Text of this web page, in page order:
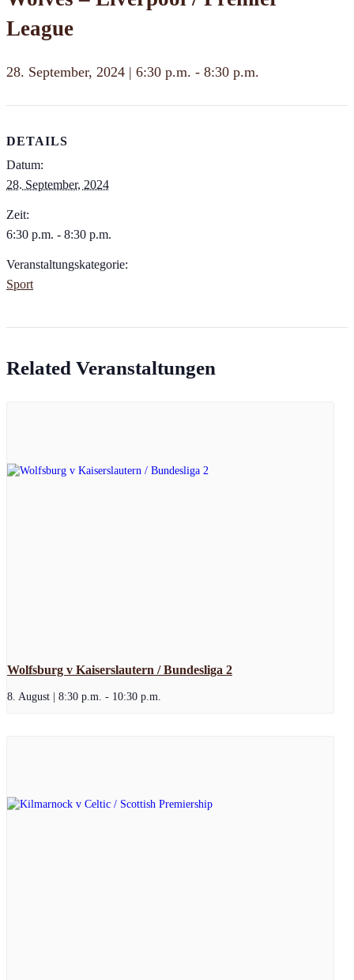
League
28. September, 2024 | 6:30 p.m. - 8:30 p.m.
DETAILS
Datum:
28. September, 2024
Zeit:
6:30 p.m. - 8:30 p.m.
Veranstaltungskategorie:
Sport
Related Veranstaltungen
Wolfsburg v Kaiserslautern / Bundesliga 2
8. August | 8:30 p.m. - 10:30 p.m.